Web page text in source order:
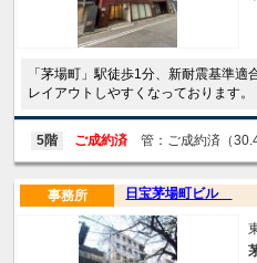
「茅場町」駅徒歩1分、新耐震基準
レイアウトしやすくなっております。
5階 ご成約済 管：ご成約済（30.4
日宝茅場町ビル
事務所